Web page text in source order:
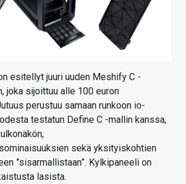
esitellyt juuri uuden Meshify C -
joka sijoittuu alle 100 euron
perustuu samaan runkoon io-
testatun Define C -mallin kanssa,
sekä yksityiskohtien
”sisarmallistaan”. Kylkipaneeli on
lasista.